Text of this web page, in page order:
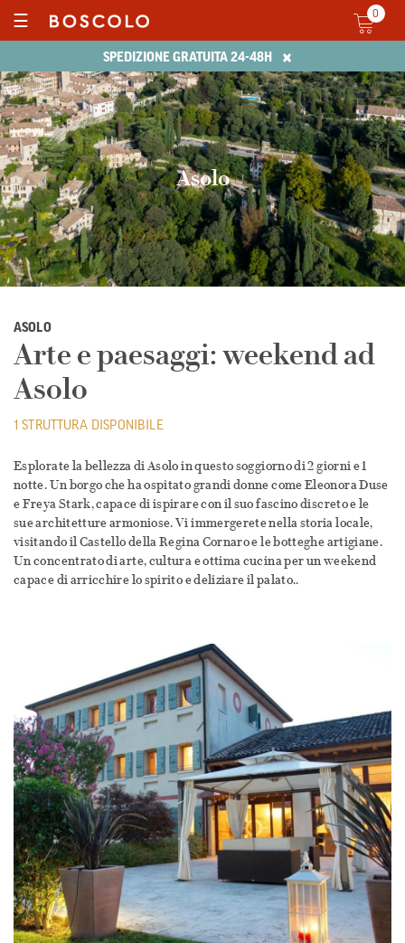
SPEDIZIONE GRATUITA 24-48H ×
☰ 0
Asolo
ASOLO
Arte e paesaggi: weekend ad
Asolo
1 STRUTTURA DISPONIBILE
Esplorate la bellezza di Asolo in questo soggiorno di 2 giorni e 1
notte. Un borgo che ha ospitato grandi donne come Eleonora Duse
e Freya Stark, capace di ispirare con il suo fascino discreto e le
sue architetture armoniose. Vi immergerete nella storia locale,
visitando il Castello della Regina Cornaro e le botteghe artigiane.
Un concentrato di arte, cultura e ottima cucina per un weekend
capace di arricchire lo spirito e deliziare il palato..